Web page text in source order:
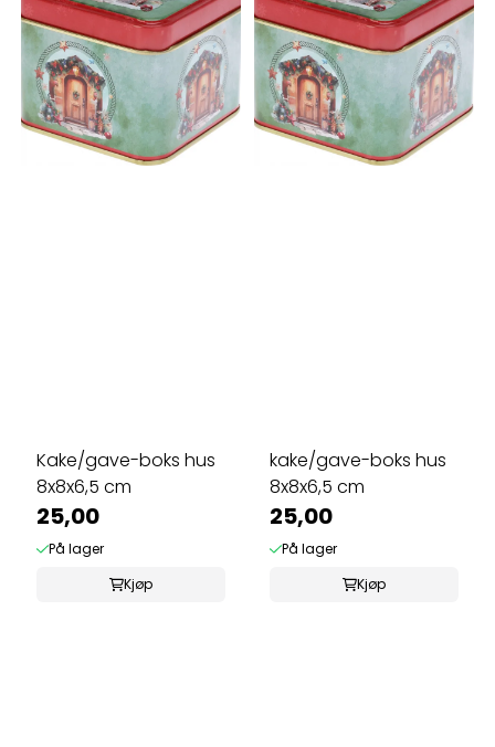
Kake/gave-boks hus
8x8x6,5 cm
25,00
På lager
Kjøp
kake/gave-boks hus
8x8x6,5 cm
25,00
På lager
Kjøp